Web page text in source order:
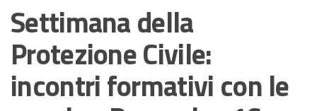
Settimana della
Protezione Civile:
incontri formativi con le